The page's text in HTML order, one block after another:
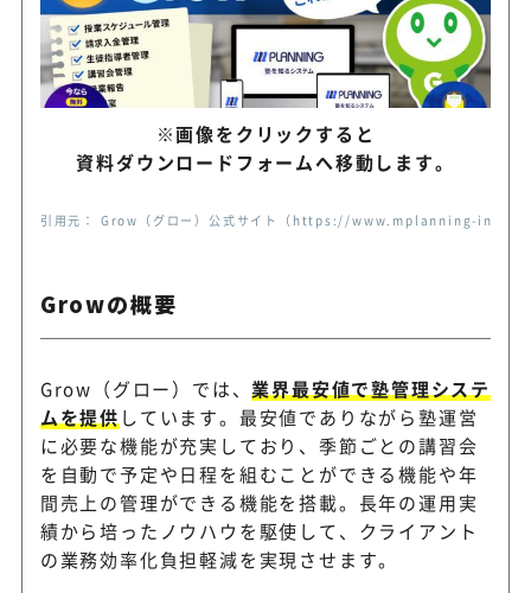
入退くん
入退室通知に特化して低コス
い教室向け
Kazasu
スマホやタブレットで入退室
ーディーに通知
塾用の入退室メール配信に特
マイクラス
予約から会員管理・経理まで
いスクール向け
※画像をクリックすると
資料ダウンロードフォームへ移動します。
引用元： Grow（グロー）公式サイト（https://www.mplanning-
Growの概要
Grow（グロー）では、業界最安値で塾管理システ
ムを提供 しています。最安値でありながら塾運営
に必要な機能が充実しており、季節ごとの講習会
を自動で予定や日程を組むことができる機能や年
間売上の管理ができる機能を搭載。長年の運用実
績から培ったノウハウを駆使して、クライアント
の業務効率化負担軽減を実現させます。